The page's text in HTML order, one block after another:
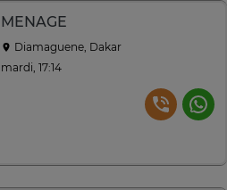
MENAGE
Diamaguene, Dakar
mardi, 17:14